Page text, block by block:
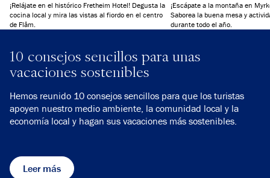
¡Relájate en el histórico Fretheim Hotel! Degusta la
cocina local y mira las vistas al fiordo en el centro
de Flåm.
¡Escápate a la montaña en
Saborea la buena mesa y
durante todo el año.
10 consejos sencillos para unas
vacaciones sostenibles
Hemos reunido 10 consejos sencillos para que los turistas
apoyen nuestro medio ambiente, la comunidad local y la
economía local y hagan sus vacaciones más sostenibles.
Leer más